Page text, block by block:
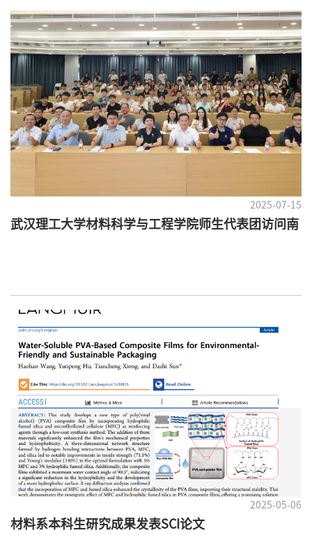
2025-07-15
武汉理工大学材料科学与工程学院师生代表团访问南
2025-05-06
材料系本科生研究成果发表SCI论文